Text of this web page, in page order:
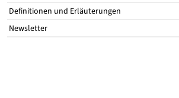
Definitionen und Erläuterungen
Newsletter